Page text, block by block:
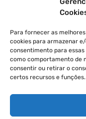
Para fornecer as
cookies para armazenar
consentimento para
como comportamento de
consentir ou retirar o
certos recursos e funções.
DESIGN
Que
DESIGN
10
A Sala